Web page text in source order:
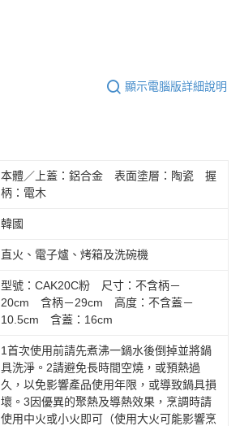
顯示電腦版詳細說明
本體／上蓋：鋁合金 表面塗層：陶瓷 握
柄：電木
韓國
直火、電子爐、烤箱及洗碗機
型號：CAK20C粉 尺寸：不含柄－
20cm 含柄－29cm 高度：不含蓋－
10.5cm 含蓋：16cm
1首次使用前請先煮沸一鍋水後倒掉並將鍋
具洗淨。2請避免長時間空燒，或預熱過
久，以免影響產品使用年限，或導致鍋具損
壞。3因優異的聚熱及導熱效果，烹調時請
使用中火或小火即可（使用大火可能影響烹